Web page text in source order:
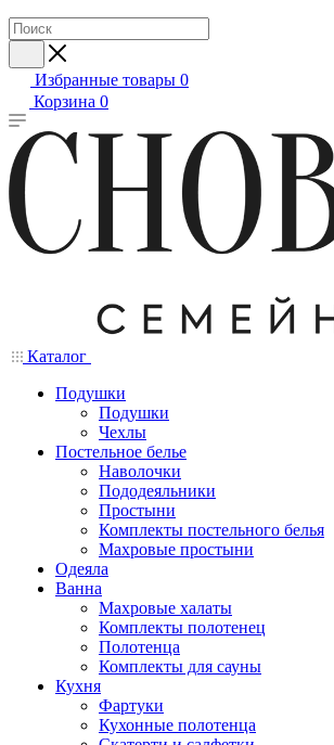
Избранные товары 0
Корзина 0
Каталог
Подушки
Подушки
Чехлы
Постельное белье
Наволочки
Пододеяльники
Простыни
Комплекты постельного белья
Махровые простыни
Одеяла
Ванна
Махровые халаты
Комплекты полотенец
Полотенца
Комплекты для сауны
Кухня
Фартуки
Кухонные полотенца